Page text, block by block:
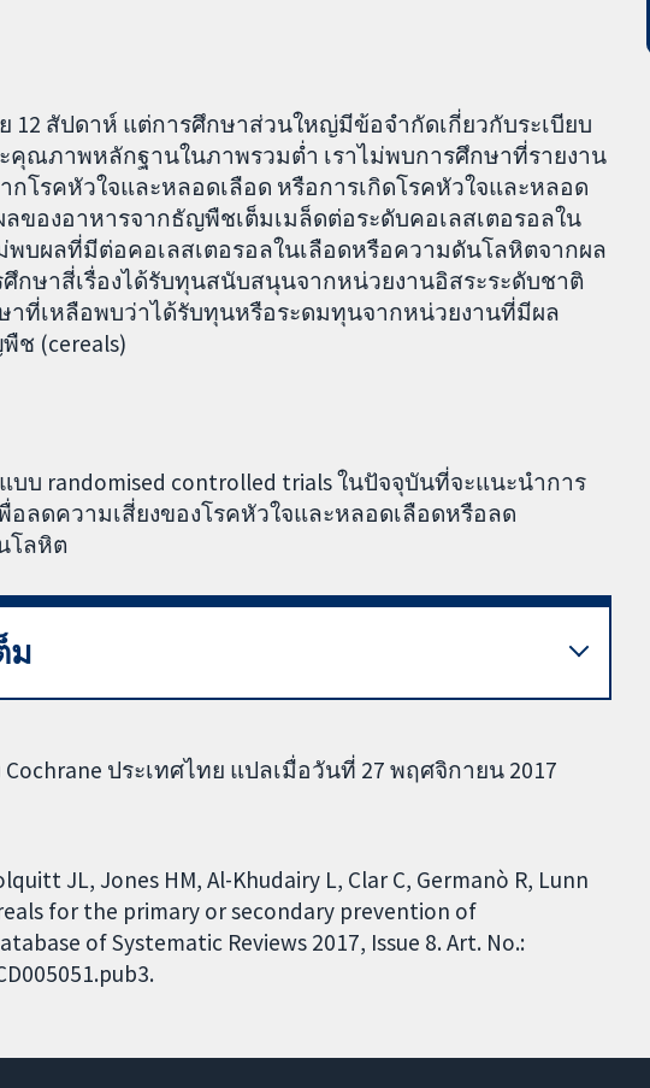
12 สัปดาห์ แต่การศึกษาส่วนใหญ่มีข้อจำกัดเกี่ยวกับระเบียบ
คุณภาพหลักฐานในภาพรวมต่ำ เราไม่พบการศึกษาที่รายงาน
โรคหัวใจและหลอดเลือด หรือการเกิดโรคหัวใจและหลอด
ลของอาหารจากธัญพืชเต็มเมล็ดต่อระดับคอเลสเตอรอลใน
พบผลที่มีต่อคอเลสเตอรอลในเลือดหรือความดันโลหิตจากผล
กษาสี่เรื่องได้รับทุนสนับสนุนจากหน่วยงานอิสระระดับชาติ
ที่เหลือพบว่าได้รับทุนหรือระดมทุนจากหน่วยงานที่มีผล
ช (cereals)
บ randomised controlled trials ในปัจจุบันที่จะแนะนำการ
ลดความเสี่ยงของโรคหัวใจและหลอดเลือดหรือลด
โลหิต
ม
ประเทศไทย แปลเมื่อวันที่ 27 พฤศจิกายน 2017
JL, Jones HM, Al-Khudairy L, Clar C, Germanò R, Lunn
for the primary or secondary prevention of
of Systematic Reviews 2017, Issue 8. Art. No.: